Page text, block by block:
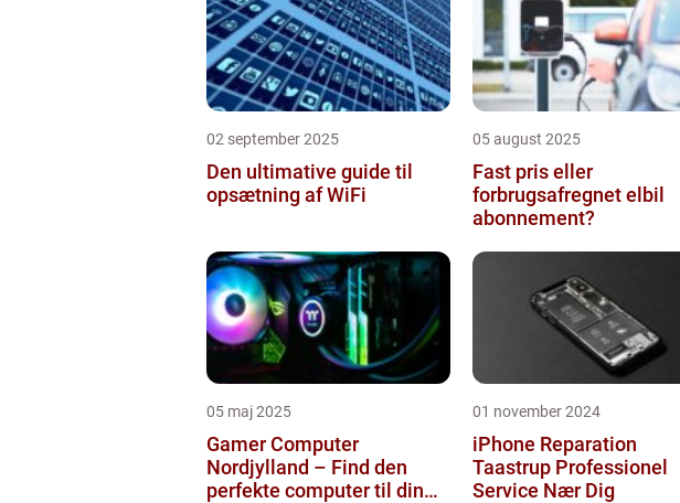
02 september 2025
Den ultimative guide til
opsætning af WiFi
05 august 2025
Fast pris eller
forbrugsafregnet elbil
abonnement?
05 maj 2025
Gamer Computer
Nordjylland – Find den
perfekte computer til din
01 november 2024
iPhone Reparation
Taastrup Professionel
Service Nær Dig